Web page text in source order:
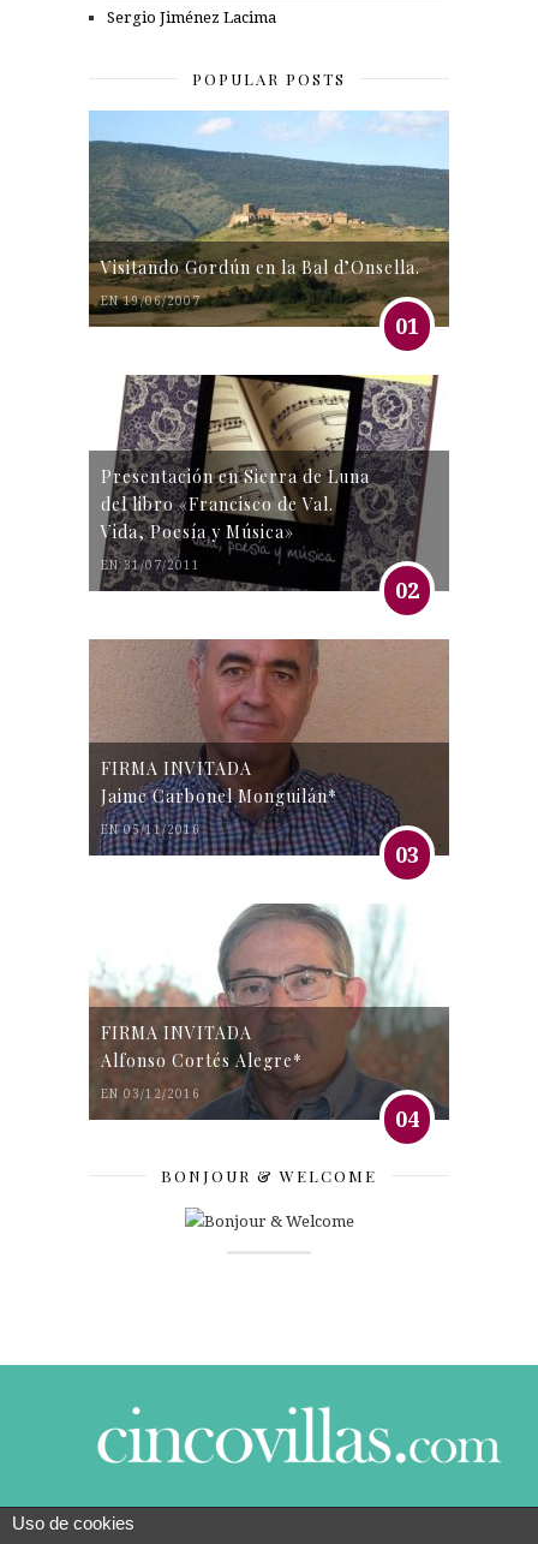
Sergio Jiménez Lacima
POPULAR POSTS
Visitando Gordún en la Bal d’Onsella.
EN 19/06/2007
01
Presentación en Sierra de Luna
del libro «Francisco de Val.
Vida, Poesía y Música»
EN 31/07/2011
02
FIRMA INVITADA
Jaime Carbonel Monguilán*
EN 05/11/2016
03
FIRMA INVITADA
Alfonso Cortés Alegre*
EN 03/12/2016
04
BONJOUR & WELCOME
© 2014 CINCO VILLAS CONTIGO DESDE EL AÑO
Uso de cookies